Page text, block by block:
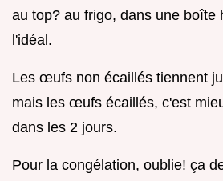
au top? au frigo, dans une boîte
l'idéal.
Les œufs non écaillés tiennent
mais les œufs écaillés, c'est
dans les 2 jours.
Pour la congélation, oublie! ça